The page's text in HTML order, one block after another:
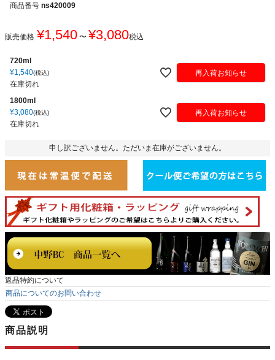
商品番号 ns420009
販売価格 ¥1,540 〜 ¥3,080税込
720ml
¥1,540 税込
在庫切れ
再入荷お知らせ
1800ml
¥3,080 税込
在庫切れ
再入荷お知らせ
申し訳ございません。ただいま在庫がございません。
返品特約について
商品についてのお問い合わせ
商品説明